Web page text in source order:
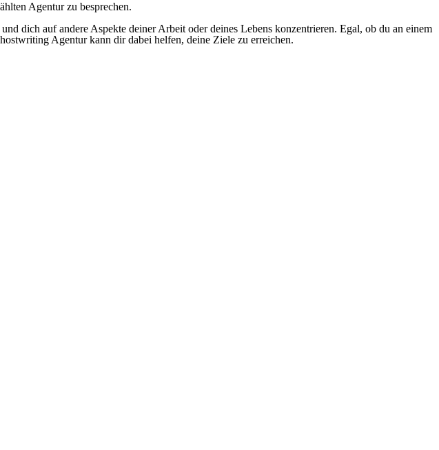
Agentur zu besprechen.
dich auf andere Aspekte deiner Arbeit oder deines Lebens konzentrieren. Egal, ob du an einem
Agentur kann dir dabei helfen, deine Ziele zu erreichen.